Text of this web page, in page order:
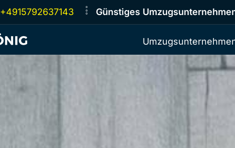
+4915792637143 Günstiges